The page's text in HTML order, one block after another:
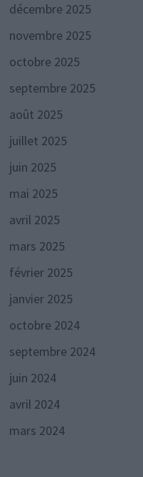
décembre 2025
novembre 2025
octobre 2025
septembre 2025
août 2025
juillet 2025
juin 2025
mai 2025
avril 2025
mars 2025
février 2025
janvier 2025
octobre 2024
septembre 2024
juin 2024
avril 2024
mars 2024